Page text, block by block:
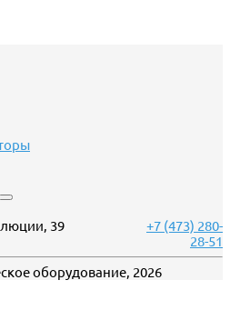
39
+7 (473) 280-
28-51
оборудование, 2026